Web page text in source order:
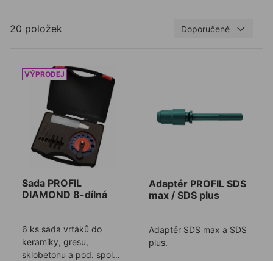
20 položek Doporučené
Sada PROFIL DIAMOND 8-dílná
Sada PROFIL
DIAMOND 8-dílná
6 ks sada vrtáků do
keramiky, gresu,
sklobetonu a pod. spolu
Adaptér PROFIL SDS
max / SDS plus
Adaptér SDS max a SDS
plus.